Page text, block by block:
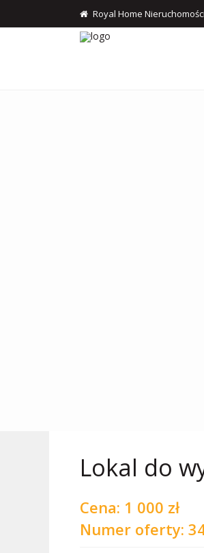
Royal Home
Lokal do
Cena: 1 000 zł
Numer oferty: